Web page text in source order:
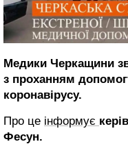
Медики Черкащини
з проханням
коронавірусу.
Про це інформує
Фесун.